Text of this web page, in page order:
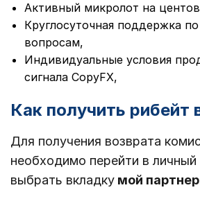
Активный микролот на
Круглосуточная поддержка
вопросам,
Индивидуальные условия
сигнала CopyFX,
Как получить рибейт
Для получения возврата
необходимо перейти в личный
выбрать вкладку мой партнер